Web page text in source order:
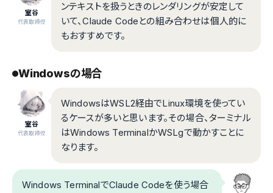
室谷
代表取締役
ンテキストを扱うときのレンダリングが安定して
いて、Claude Codeとの組み合わせは個人的に
もおすすめです。
Windowsの場合
室谷
代表取締役
WindowsはWSL2経由でLinux環境を使ってい
るケースが多いと思います。その場合、ターミナル
はWindows TerminalかWSLgで動かすことに
なります。
Windows TerminalでClaude Codeを使う場合